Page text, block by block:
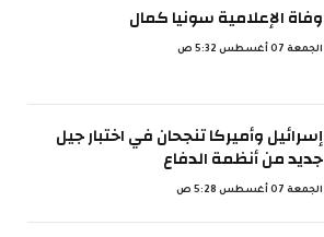
وفاة الإعلامية سونيا كمال
الجمعة 07 أغسطس 5:32 ص
إسرائيل وأميركا تنجحان في اختبار جيل
جديد من أنظمة الدفاع
الجمعة 07 أغسطس 5:28 ص